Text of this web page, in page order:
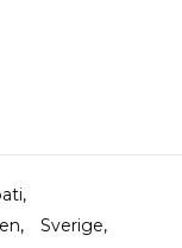
,
, Sverige,